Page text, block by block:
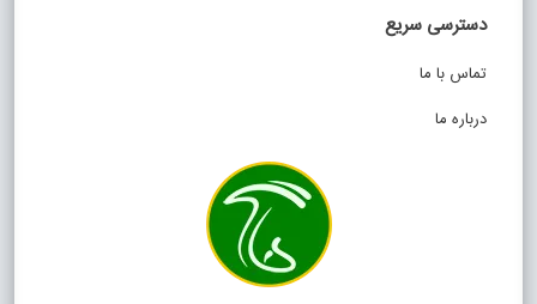
دسترسی سریع
تماس با ما
درباره ما